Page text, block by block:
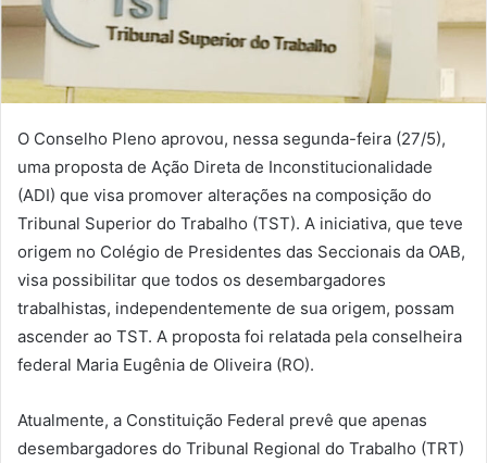
u
-
m
a
O Conselho Pleno aprovou, nessa segunda-feira (27/5),
uma proposta de Ação Direta de Inconstitucionalidade
(ADI) que visa promover alterações na composição do
Tribunal Superior do Trabalho (TST). A iniciativa, que teve
origem no Colégio de Presidentes das Seccionais da OAB,
visa possibilitar que todos os desembargadores
trabalhistas, independentemente de sua origem, possam
ascender ao TST. A proposta foi relatada pela conselheira
federal Maria Eugênia de Oliveira (RO).
Atualmente, a Constituição Federal prevê que apenas
desembargadores do Tribunal Regional do Trabalho (TRT)